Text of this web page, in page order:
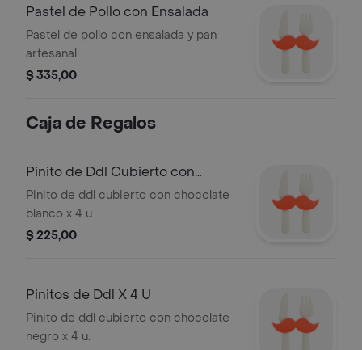
Pastel de Pollo con Ensalada
Pastel de pollo con ensalada y pan
artesanal.
$ 335,00
Caja de Regalos
Pinito de Ddl Cubierto con
Chocolate Ne
Pinito de ddl cubierto con chocolate
blanco x 4 u.
$ 225,00
Pinitos de Ddl X 4 U
Pinito de ddl cubierto con chocolate
negro x 4 u.